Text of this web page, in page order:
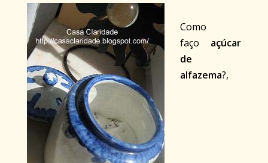
Como
faço açúcar
de
alfazema?,